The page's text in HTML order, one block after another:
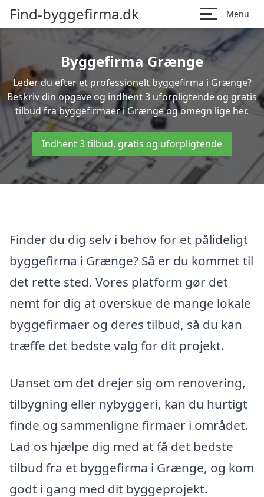
Find-byggefirma.dk Menu
Byggefirma Grænge
Leder du efter et professionelt byggefirma i Grænge?
Beskriv din opgave og indhent 3 uforpligtende og gratis
tilbud fra byggefirmaer i Grænge og omegn lige her.
Indhent 3 tilbud, gratis og uforpligtende
Finder du dig selv i behov for et pålideligt
byggefirma i Grænge? Så er du kommet til
det rette sted. Vores platform gør det
nemt for dig at overskue de mange lokale
byggefirmaer og deres tilbud, så du kan
træffe det bedste valg for dit projekt.
Uanset om det drejer sig om renovering,
tilbygning eller nybyggeri, kan du hurtigt
finde og sammenligne firmaer i området.
Lad os hjælpe dig med at få det bedste
tilbud fra et byggefirma i Grænge, og kom
godt i gang med dit byggeprojekt.